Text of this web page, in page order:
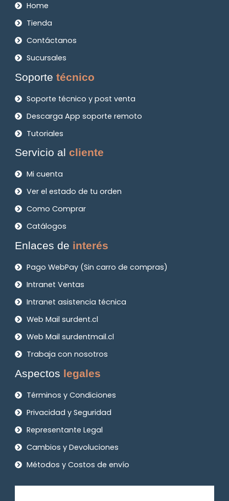
Home
Tienda
Contáctanos
Sucursales
Soportetécnico
Soporte técnico y post venta
Descarga App soporte remoto
Tutoriales
Servicio alcliente
Mi cuenta
Ver el estado de tu orden
Como Comprar
Catálogos
Enlaces de interés
Pago WebPay (Sin carro de compras)
Intranet Ventas
Intranet asistencia técnica
Web Mail surdent.cl
Web Mail surdentmail.cl
Trabaja con nosotros
Aspectos legales
Términos y Condiciones
Privacidad y Seguridad
Representante Legal
Cambios y Devoluciones
Métodos y Costos de envío